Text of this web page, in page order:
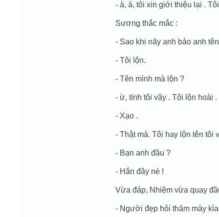
- à, à, tôi xin giới thiệu lại .
Sương thắc mắc :
- Sao khi nãy anh bảo anh
- Tôi lộn.
- Tên mình mà lộn ?
- ừ, tính tôi vậy . Tôi lộn hoài .
- Xạo .
- Thật mà. Tôi hay lộn tên tôi
- Bạn anh đâu ?
- Hắn đây nè !
Vừa đáp, Nhiệm vừa quay
- Người đẹp hỏi thăm mày